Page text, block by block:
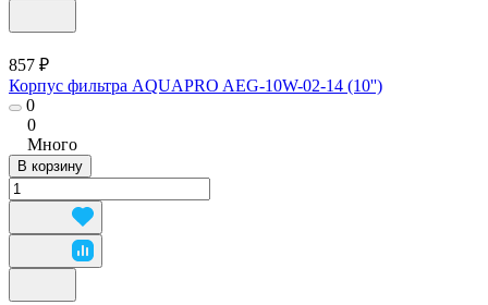
857 ₽
Корпус фильтра AQUAPRO AEG-10W-02-14 (10'')
0
0
Много
В корзину